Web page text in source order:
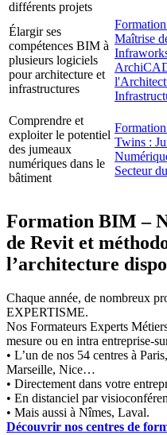
différents projets
Élargir ses
compétences BIM à
plusieurs logiciels
pour architecture et
infrastructures
Maîtrise
Comprendre et
exploiter le potentiel
des jumeaux
numériques dans le
bâtiment
Twins :
Secteur
Formation BIM –
de Revit et
l’architecture
Chaque année, de nombreux
EXPERTISME.
Nos Formateurs Experts
mesure ou en intra entreprise-
• L’un de nos 54 centres à
Marseille, Nice…
• Directement dans votre
• En distanciel par
• Mais aussi à Nîmes, Laval.
Découvrir nos centres de